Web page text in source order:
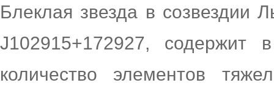
Блеклая звезда в созвездии
J102915+172927, содержит
количество элементов